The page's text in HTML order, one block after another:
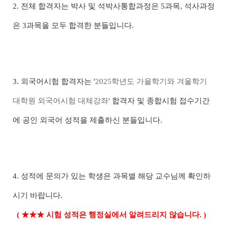
2. 전체 합격자는 박사 및 석박사통합과정은 5과목, 석사과정
은 3과목을 모두 합격한 분들입니다.
3. 외국어시험 합격자는 '2025학년도 가을학기와 겨울학기
대학원 외국어시험 대체강좌' 합격자 및 종합시험 접수기간
에 공인 외국어 성적을 제출하신 분들입니다.
4. 성적에 문의가 있는 학생은 과목별 해당 교수님께 확인하
시기 바랍니다.
( ★★★ 시험 성적은 행정실에서 알려드리지 않습니다. )